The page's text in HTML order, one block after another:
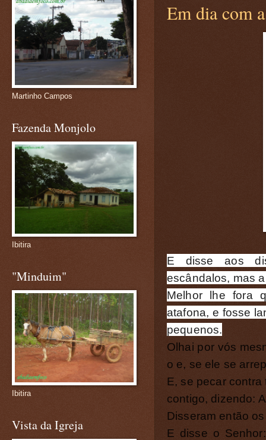
Em dia com
E disse aos
escândalos, mas
Melhor lhe fora
atafona, e fosse
pequenos.
Olhai por vós
o e, se ele se
E, se pecar
contigo, dizendo:
Disseram então
E disse o
Martinho Campos
Fazenda Monjolo
Ibitira
"Minduim"
Ibitira
Vista da Igreja